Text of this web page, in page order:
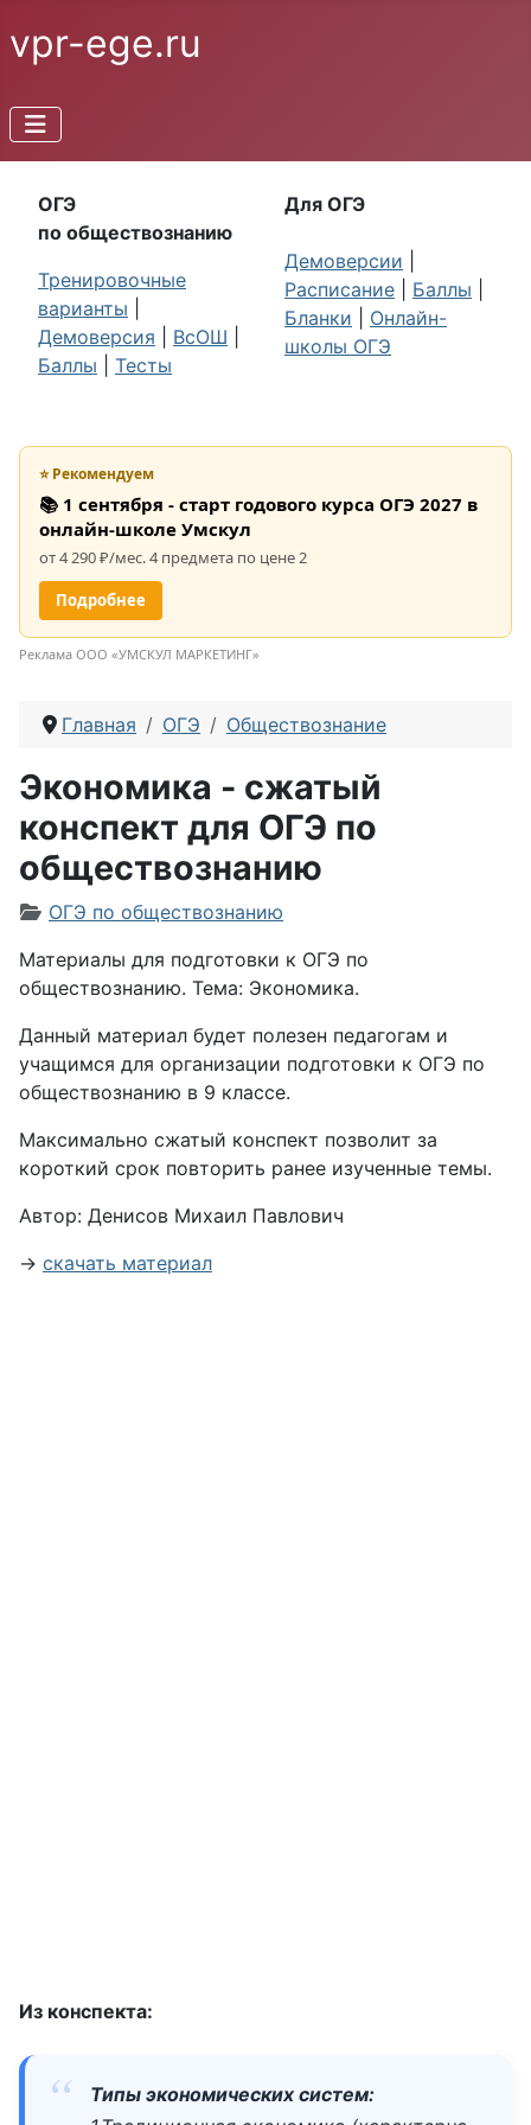
vpr-ege.ru
ОГЭ
по обществознанию
Тренировочные
варианты
Демоверсия
ВсОШ
Баллы
Тесты
Для ОГЭ
Демоверсии
Расписание
Баллы
Бланки
Онлайн-
школы ОГЭ
⭐ Рекомендуем
📚 1 сентября - старт годового курса ОГЭ 2027 в
онлайн-школе Умскул
от 4 290 ₽/мес. 4 предмета по цене 2
Подробнее
Реклама ООО «УМСКУЛ МАРКЕТИНГ»
Главная ОГЭ Обществознание
Экономика - сжатый
конспект для ОГЭ по
обществознанию
Информация о материале
ОГЭ по обществознанию
Материалы для подготовки к ОГЭ по
обществознанию. Тема: Экономика.
Данный материал будет полезен педагогам и
учащимся для организации подготовки к ОГЭ по
обществознанию в 9 классе.
Максимально сжатый конспект позволит за
короткий срок повторить ранее изученные темы.
Автор: Денисов Михаил Павлович
→ скачать материал
Из конспекта:
Типы экономических систем: